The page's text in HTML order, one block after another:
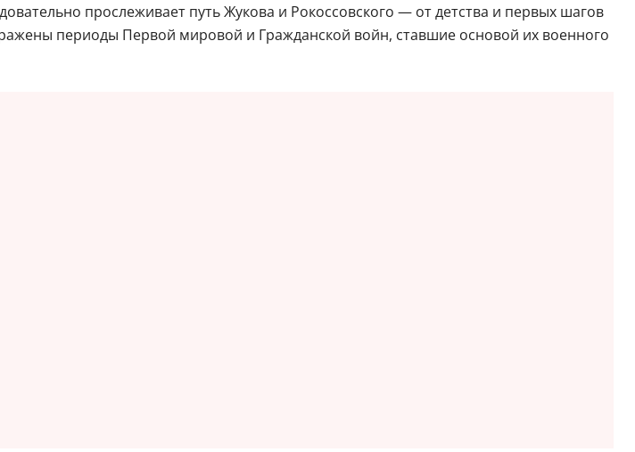
прослеживает путь Жукова и Рокоссовского — от детства и первых шагов
периоды Первой мировой и Гражданской войн, ставшие основой их военного